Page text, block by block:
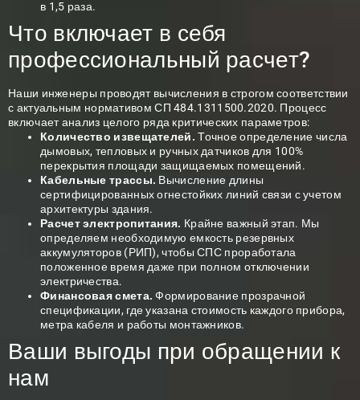
в 1,5 раза.
Что включает в себя
профессиональный расчет?
Наши инженеры проводят вычисления в строгом соответствии
с актуальным нормативом СП 484.1311500.2020. Процесс
включает анализ целого ряда критических параметров:
Количество извещателей. Точное определение числа
дымовых, тепловых и ручных датчиков для 100%
перекрытия площади защищаемых помещений.
Кабельные трассы. Вычисление длины
сертифицированных огнестойких линий связи с учетом
архитектуры здания.
Расчет электропитания. Крайне важный этап. Мы
определяем необходимую емкость резервных
аккумуляторов (РИП), чтобы СПС проработала
положенное время даже при полном отключении
электричества.
Финансовая смета. Формирование прозрачной
спецификации, где указана стоимость каждого прибора,
метра кабеля и работы монтажников.
Ваши выгоды при обращении к
нам